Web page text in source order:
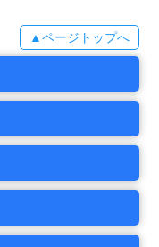
▲ページトップへ